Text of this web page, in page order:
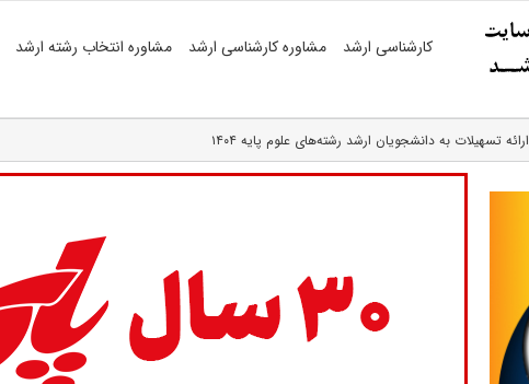
کارشناسی ارشد مشاوره کارشناسی ارشد مشاوره انتخاب رشته ارشد
ارائه تسهیلات به دانشجویان ارشد رشته‌های علوم پایه ۱۴۰۴